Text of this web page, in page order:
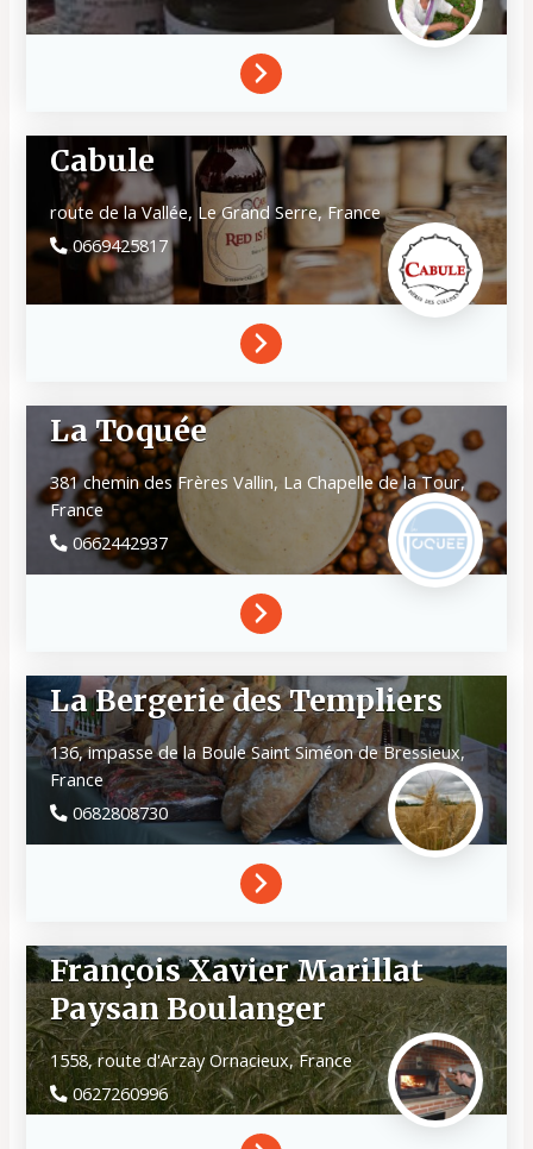
Cabule
route de la Vallée, Le Grand Serre,France
0669425817
La Toquée
381 chemin des Frères Vallin, La Chapelle de la Tour,
France
0662442937
La Bergerie des Templiers
136, impasse de la BouleSaint Siméon de Bressieux,
France
0682808730
François Xavier Marillat
Paysan Boulanger
1558, route d'ArzayOrnacieux,France
0627260996